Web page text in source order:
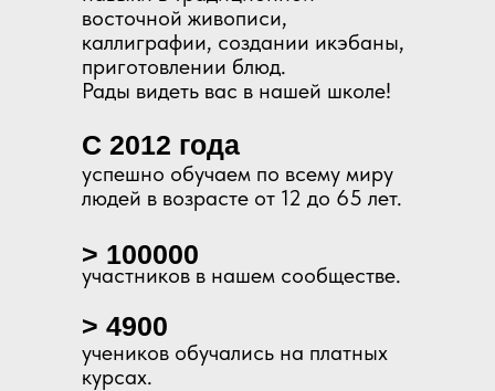
восточной живописи,
каллиграфии, создании икэбаны,
приготовлении блюд.
Рады видеть вас в нашей школе!
С 2012 года
успешно обучаем по всему миру
людей в возрасте от 12 до 65 лет.
> 100000
> 4900
участников в нашем сообществе.
учеников обучались на платных
курсах.